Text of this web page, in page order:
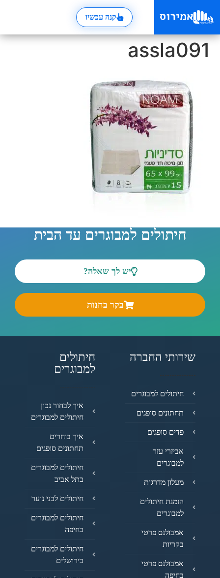
קנה עכשיו
assla091
חיתולים למבוגרים עד הבית
יש לך שאלה?
בקר בחנות
שירותי החברה
חיתולים למבוגרים
תחתונים סופגים
פדים סופגים
אביזרי עזר
למבוגרים
מעלון מדרגות
הזמנת חיתולים
למבוגרים
אמבולנס פרטי
בקריות
אמבולנס פרטי
בחיפה
חיתולים
למבוגרים
איך לבחור נכון
חיתולים למבוגרים
איך בוחרים
תחתונים סופגים
חיתולים למבוגרים
בתל אביב
חיתולים לבני נוער
חיתולים למבוגרים
בחיפה
חיתולים למבוגרים
בירושלים